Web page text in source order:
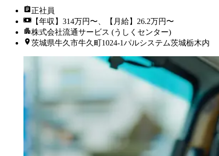
正社員
【年収】314万円〜、【月給】26.2万円〜
株式会社流通サービス (うしくセンター)
茨城県牛久市牛久町1024-1パルシステム茨城栃木内